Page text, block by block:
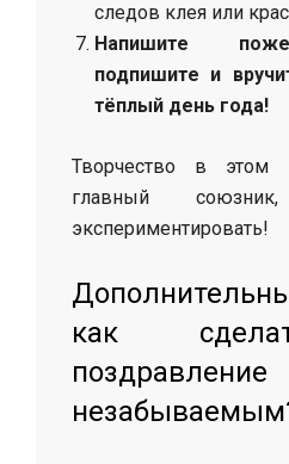
следов клея или
Напишите
подпишите и
тёплый день года!
Творчество в
главный
экспериментировать!
как
поздравление